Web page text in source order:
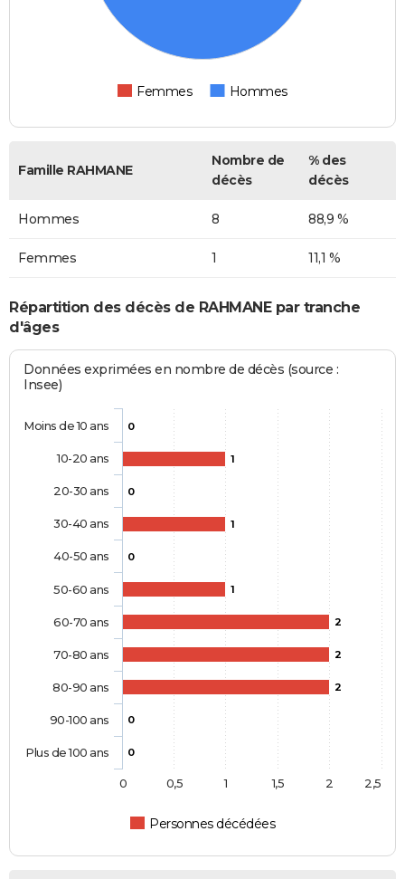
Femmes Hommes
Famille RAHMANE
Nombre de
décès
% des
décès
Hommes 8 88,9 %
Femmes 1 11,1 %
Répartition des décès de RAHMANE par tranche
d'âges
Données exprimées en nombre de décès (source :
Insee)
0
1
0
1
0
1
2
2
2
0
0
Personnes décédées
Moins de 10 ans
10-20 ans
20-30 ans
30-40 ans
40-50 ans
50-60 ans
60-70 ans
70-80 ans
80-90 ans
90-100 ans
Plus de 100 ans
0 0,5 1 1,5 2 2,5